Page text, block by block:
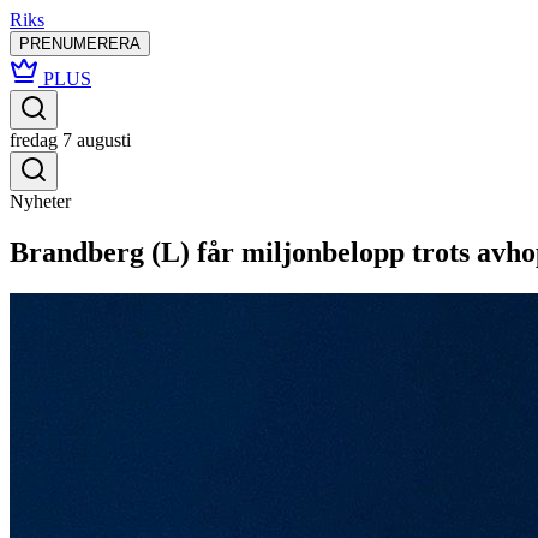
Riks
PRENUMERERA
PLUS
fredag 7 augusti
Nyheter
Brandberg (L) får miljonbelopp trots